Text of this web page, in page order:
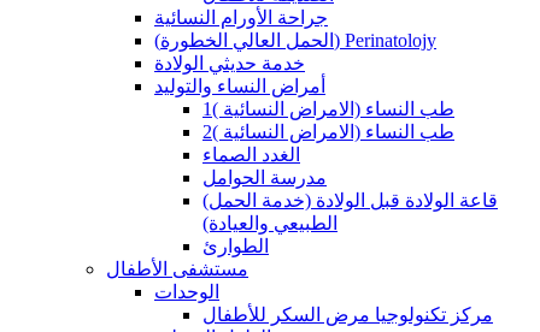
جراحة الأورام النسائية
(الحمل العالي الخطورة) Perinatolojy
خدمة حديثي الولادة
أمراض النساء والتوليد
طب النساء (الامراض النسائية )1
طب النساء (الامراض النسائية )2
الغدد الصماء
مدرسة الحوامل
(قاعة الولادة قبل الولادة (خدمة الحمل
الطبيعي والعيادة)
الطوارئ
مستشفى الأطفال
الوحدات
مركز تكنولوجيا مرض السكر للأطفال